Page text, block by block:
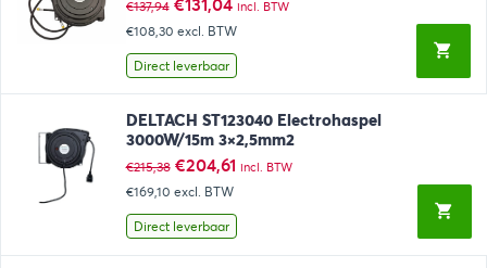
€137,94
prijs
was:
€137,94.
€131,04
prijs
is:
€131,04.
incl. BTW
€108,30 excl. BTW
Direct leverbaar
DELTACH ST123040 Electrohaspel
3000W/15m 3×2,5mm2
€215,38 Oorspronkelijke
prijs
was:
€215,38.
€204,61Huidige
€204,61.
incl. BTW
€169,10 excl. BTW
Direct leverbaar